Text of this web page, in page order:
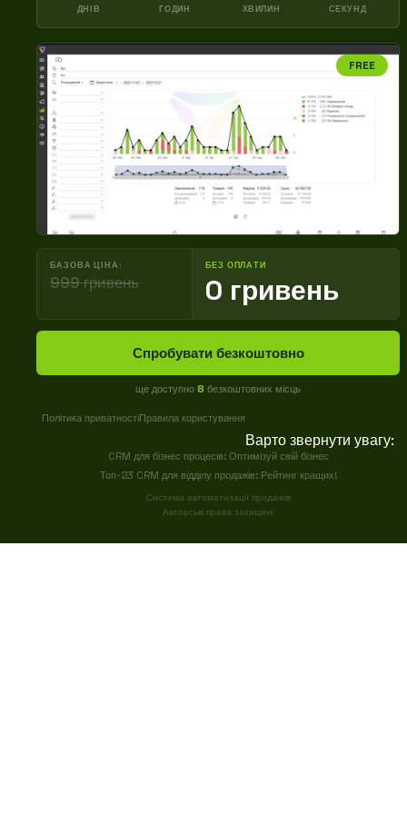
ДНІВ ГОДИН ХВИЛИН СЕКУНД
FREE
БАЗОВА ЦІНА:
999 гривень
БЕЗ ОПЛАТИ
0 гривень
Спробувати безкоштовно
ще доступно 8 безкоштовних місць
Політика приватностіПравила користування
Варто звернути увагу:
CRM для бізнес процесів: Оптимізуй свій бізнес
Топ-23 CRM для відділу продажів: Рейтинг кращих!
Система автоматизації продажів
Авторські права захищені